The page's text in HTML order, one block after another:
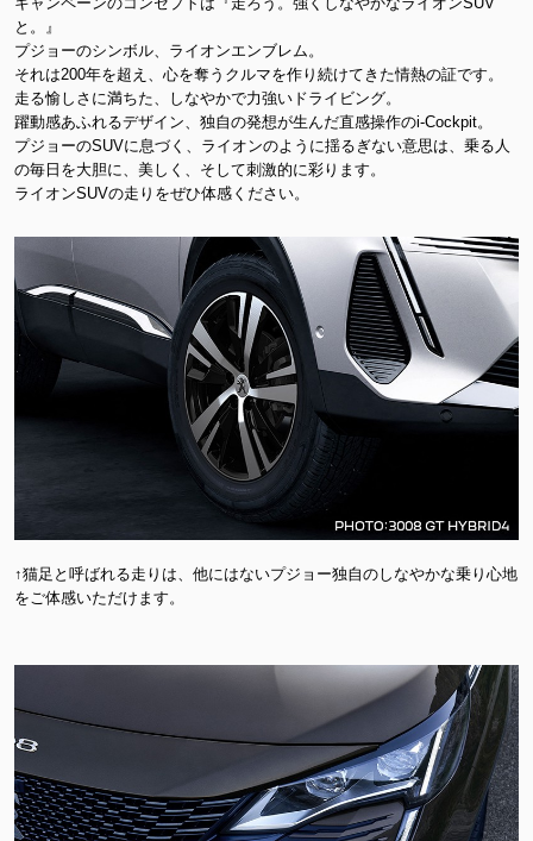
と。』
プジョーのシンボル、ライオンエンブレム。
それは200年を超え、心を奪うクルマを作り続けてきた情熱の証です。
走る愉しさに満ちた、しなやかで力強いドライビング。
躍動感あふれるデザイン、独自の発想が生んだ直感操作のi-Cockpit。
プジョーのSUVに息づく、ライオンのように揺るぎない意思は、乗る人
の毎日を大胆に、美しく、そして刺激的に彩ります。
ライオンSUVの走りをぜひ体感ください。
↑猫足と呼ばれる走りは、他にはないプジョー独自のしなやかな乗り心地
をご体感いただけます。